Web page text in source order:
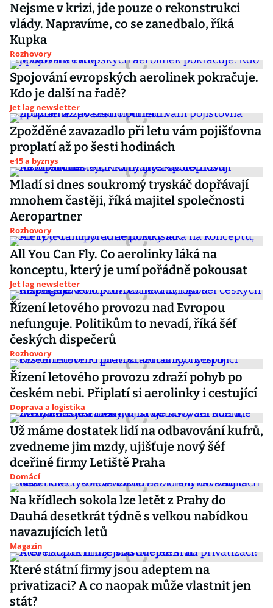
Nejsme v krizi, jde pouze o rekonstrukci
vlády. Napravíme, co se zanedbalo, říká
Kupka
Rozhovory
Spojování evropských aerolinek pokračuje.
Kdo je další na řadě?
Jet lag newsletter
Zpožděné zavazadlo při letu vám pojišťovna
proplatí až po šesti hodinách
e15 a byznys
Mladí si dnes soukromý tryskáč dopřávají
mnohem častěji, říká majitel společnosti
Aeropartner
Rozhovory
All You Can Fly. Co aerolinky láká na
konceptu, který je umí pořádně pokousat
Jet lag newsletter
Řízení letového provozu nad Evropou
nefunguje. Politikům to nevadí, říká šéf
českých dispečerů
Rozhovory
Řízení letového provozu zdraží pohyb po
českém nebi. Připlatí si aerolinky i cestující
Doprava a logistika
Už máme dostatek lidí na odbavování kufrů,
zvedneme jim mzdy, ujišťuje nový šéf
dceřiné firmy Letiště Praha
Domácí
Na křídlech sokola lze letět z Prahy do
Dauhá desetkrát týdně s velkou nabídkou
navazujících letů
Magazín
Které státní firmy jsou adeptem na
privatizaci? A co naopak může vlastnit jen
stát?